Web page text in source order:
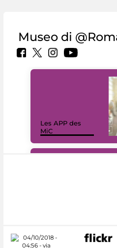
Museo di
Les APP des
MiC